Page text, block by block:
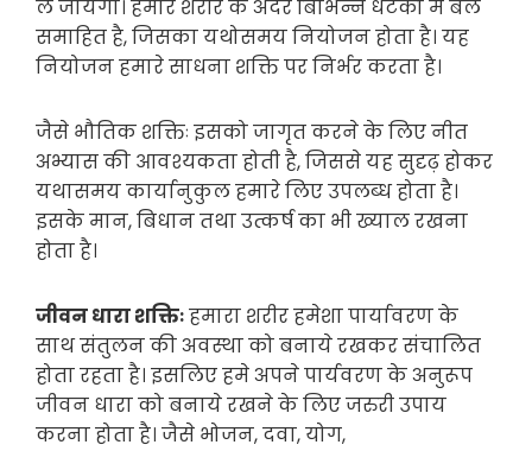
ले जायेगा। हमारे शरीर के अंदर बिभिन्न धटको मे बल
समाहित है, जिसका यथोसमय नियोजन होता है। यह
नियोजन हमारे साधना शक्ति पर निर्भर करता है।
जैसे भौतिक शक्तिः इसको जागृत करने के लिए नीत
अभ्यास की आवश्यकता होती है, जिससे यह सुदृढ़ होकर
यथासमय कार्यानुकुल हमारे लिए उपलब्ध होता है।
इसके मान, बिधान तथा उत्कर्ष का भी ख्याल रखना
होता है।
जीवन धारा शक्तिःहमारा शरीर हमेशा पार्यावरण के
साथ संतुलन की अवस्था को बनाये रखकर संचालित
होता रहता है। इसलिए हमे अपने पार्यवरण के अनुरूप
जीवन धारा को बनाये रखने के लिए जरुरी उपाय
करना होता है। जैसे भोजन, दवा, योग,